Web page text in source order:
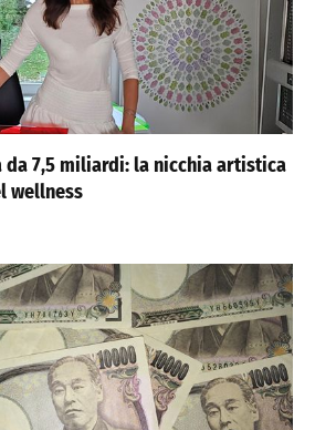
da 7,5 miliardi: la nicchia artistica
wellness